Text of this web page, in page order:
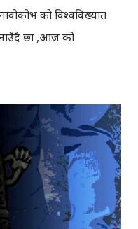
को विश्वविख्यात
छौँ ,आज को
केटी बिच को सम्बन्ध को
विवादाश्पद उपन्यास हो
सहर मा डुलिरहेकाछन् ।
चहारिरहेकाछन् ।